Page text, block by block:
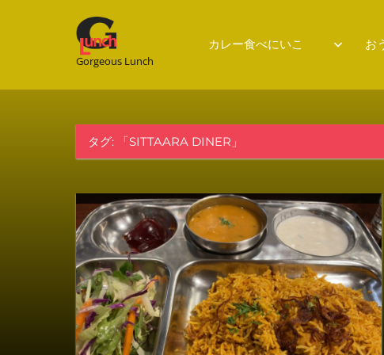
Gorgeous
Lunch
Gorgeous Lunch
カレー食べにいこ お
タグ: 「SITTAARA DINER」